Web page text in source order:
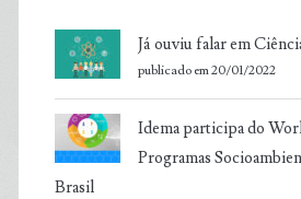
Já ouviu falar em
publicado em 20/01/2022
Idema participa do
Programas
Brasil